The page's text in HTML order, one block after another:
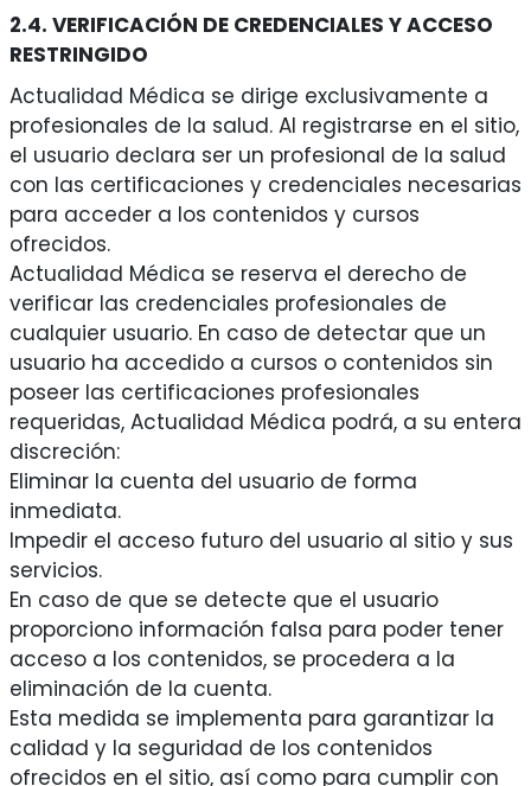
2.4. VERIFICACIÓN DE CREDENCIALES Y ACCESO
RESTRINGIDO
Actualidad Médica se dirige exclusivamente a
profesionales de la salud. Al registrarse en el sitio,
el usuario declara ser un profesional de la salud
con las certificaciones y credenciales necesarias
para acceder a los contenidos y cursos
ofrecidos.
Actualidad Médica se reserva el derecho de
verificar las credenciales profesionales de
cualquier usuario. En caso de detectar que un
usuario ha accedido a cursos o contenidos sin
poseer las certificaciones profesionales
requeridas, Actualidad Médica podrá, a su entera
discreción:
Eliminar la cuenta del usuario de forma
inmediata.
Impedir el acceso futuro del usuario al sitio y sus
servicios.
En caso de que se detecte que el usuario
proporciono información falsa para poder tener
acceso a los contenidos, se procedera a la
eliminación de la cuenta.
Esta medida se implementa para garantizar la
calidad y la seguridad de los contenidos
ofrecidos en el sitio, así como para cumplir con